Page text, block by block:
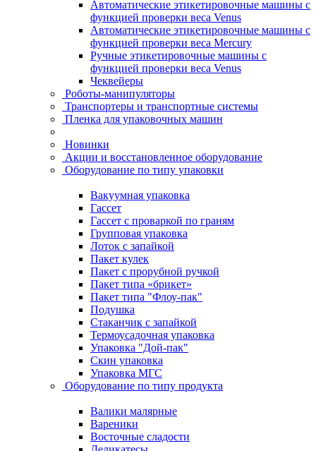
Автоматические этикетировочные машины с
функцией проверки веса Venus
Автоматические этикетировочные машины с
функцией проверки веса Mercury
Ручные этикетировочные машины с
функцией проверки веса Venus
Чеквейеры
Роботы-манипуляторы
Транспортеры и транспортные системы
Пленка для упаковочных машин
Новинки
Акции и восстановленное оборудование
Оборудование по типу упаковки
Вакуумная упаковка
Гассет
Гассет с проваркой по граням
Групповая упаковка
Лоток с запайкой
Пакет кулек
Пакет с прорубной ручкой
Пакет типа «брикет»
Пакет типа "Флоу-пак"
Подушка
Стаканчик с запайкой
Термоусадочная упаковка
Упаковка "Дой-пак"
Скин упаковка
Упаковка МГС
Оборудование по типу продукта
Валики малярные
Вареники
Восточные сладости